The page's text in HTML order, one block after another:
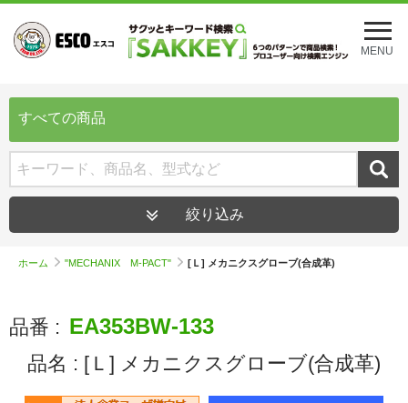
メ
ニ
ュ
を
MENU
すべての商品
絞り込み
ホーム "MECHANIX M-PACT" [Ｌ] メカニクスグローブ(合成革)
品番 : EA353BW-133
品名 : [Ｌ] メカニクスグローブ(合成革)